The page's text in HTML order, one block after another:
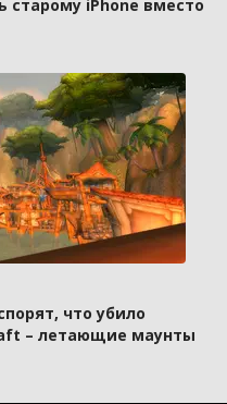
старому iPhone вместо
что убило
– летающие маунты